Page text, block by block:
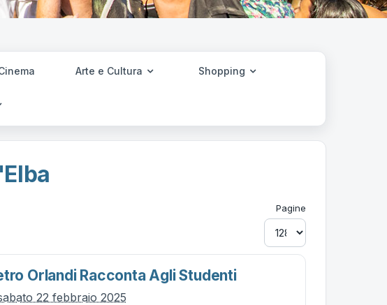
Arte e Cultura Shopping
Pagine
Orlandi Racconta Agli Studenti
22 febbraio 2025